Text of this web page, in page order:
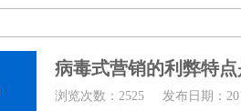
定义是：通过创建不同类型
病毒式营销的利弊特
发布日期：
浏览次数：2525